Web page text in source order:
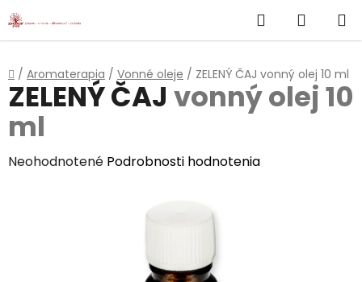
Prejsť
na
Hľadať
KOŠÍK
Domov
/ Aromaterapia / Vonné oleje / ZELENÝ ČAJ vonný olej 10 ml
ZELENÝ ČAJ vonný olej 10
ml
Priemerné
Neohodnotené Podrobnosti hodnotenia